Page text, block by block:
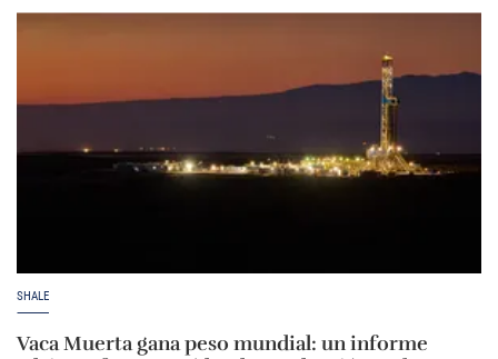
SHALE
Vaca Muerta gana peso mundial: un informe